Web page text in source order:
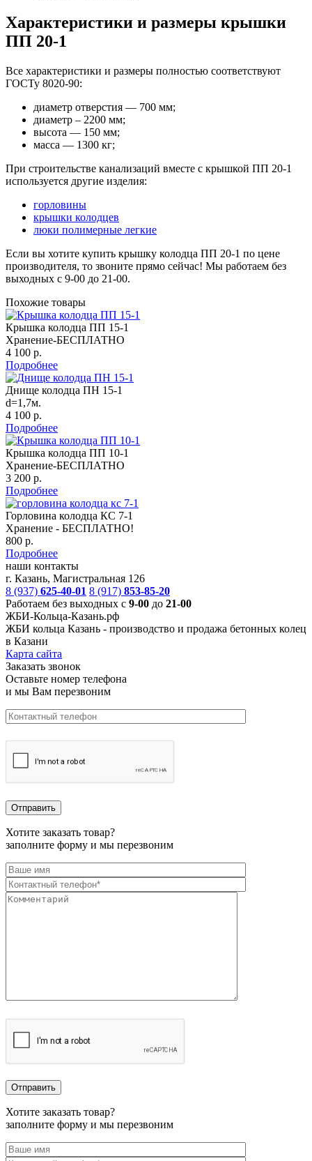
Характеристики и размеры крышки
ПП 20-1
Все характеристики и размеры полностью соответствуют
ГОСТу 8020-90:
диаметр отверстия — 700 мм;
диаметр – 2200 мм;
высота — 150 мм;
масса — 1300 кг;
При строительстве канализаций вместе с крышкой ПП 20-1
используется другие изделия:
горловины
крышки колодцев
люки полимерные легкие
Если вы хотите купить крышку колодца ПП 20-1 по цене
производителя, то звоните прямо сейчас! Мы работаем без
выходных с 9-00 до 21-00.
Похожие товары
Крышка колодца ПП 15-1
Хранение-БЕСПЛАТНО
4 100 р.
Подробнее
Днище колодца ПН 15-1
d=1,7м.
4 100 р.
Подробнее
Крышка колодца ПП 10-1
Хранение-БЕСПЛАТНО
3 200 р.
Подробнее
Горловина колодца КС 7-1
Хранение - БЕСПЛАТНО!
800 р.
Подробнее
наши контакты
г. Казань, Магистральная 126
8 (937) 625-40-01 8 (917) 853-85-20
Работаем без выходных с 9-00 до 21-00
ЖБИ-Кольца-Казань.рф
ЖБИ кольца Казань - производство и продажа бетонных колец
в Казани
Карта сайта
Заказать звонок
Оставьте номер телефона
и мы Вам перезвоним
Хотите заказать товар?
заполните форму и мы перезвоним
Хотите заказать товар?
заполните форму и мы перезвоним